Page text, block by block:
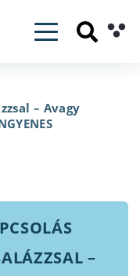
Toggle
– Avagy
–